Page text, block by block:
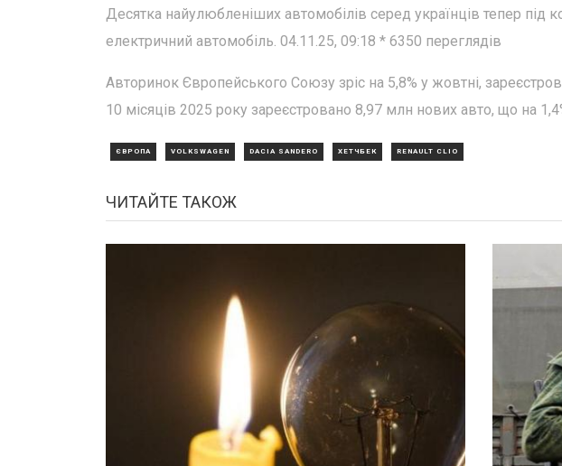
Десятка найулюбленіших автомобілів серед українців тепер під
електричний автомобіль. 04.11.25, 09:18 * 6350 переглядів
Авторинок Європейського Союзу зріс на 5,8% у жовтні,
10 місяців 2025 року зареєстровано 8,97 млн нових авто, що на
ЄВРОПА VOLKSWAGEN DACIA SANDERO ХЕТЧБЕК RENAULT CLIO
ЧИТАЙТЕ ТАКОЖ